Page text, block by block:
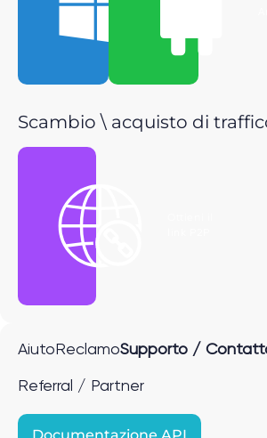
Scambio \ acquisto di
Aiuto ReclamoSupporto /
Referral / Partner
Documentazione API